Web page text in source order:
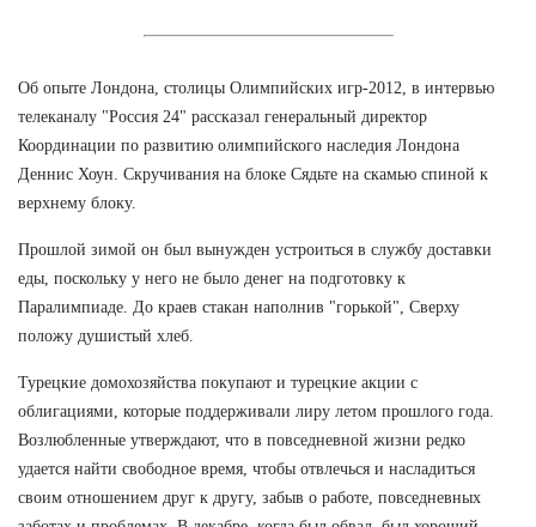
Об опыте Лондона, столицы Олимпийских игр-2012, в интервью
телеканалу "Россия 24" рассказал генеральный директор
Координации по развитию олимпийского наследия Лондона
Деннис Хоун. Скручивания на блоке Сядьте на скамью спиной к
верхнему блоку.
Прошлой зимой он был вынужден устроиться в службу доставки
еды, поскольку у него не было денег на подготовку к
Паралимпиаде. До краев стакан наполнив "горькой", Сверху
положу душистый хлеб.
Турецкие домохозяйства покупают и турецкие акции с
облигациями, которые поддерживали лиру летом прошлого года.
Возлюбленные утверждают, что в повседневной жизни редко
удается найти свободное время, чтобы отвлечься и насладиться
своим отношением друг к другу, забыв о работе, повседневных